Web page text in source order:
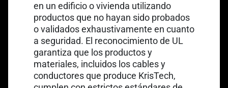
en un edificio o vivienda utilizando
productos que no hayan sido probados
o validados exhaustivamente en cuanto
a seguridad. El reconocimiento de UL
garantiza que los productos y
materiales, incluidos loscables y
conductoresque produce KrisTech,